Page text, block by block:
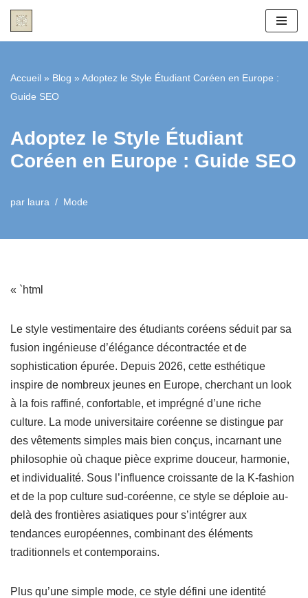
contenu
Accueil » Blog » Adoptez le Style Étudiant Coréen en Europe :
Guide SEO
Adoptez le Style Étudiant
Coréen en Europe : Guide SEO
par laura Mode
« `html
Le style vestimentaire des étudiants coréens séduit par sa
fusion ingénieuse d’élégance décontractée et de
sophistication épurée. Depuis 2026, cette esthétique
inspire de nombreux jeunes en Europe, cherchant un look
à la fois raffiné, confortable, et imprégné d’une riche
culture. La mode universitaire coréenne se distingue par
des vêtements simples mais bien conçus, incarnant une
philosophie où chaque pièce exprime douceur, harmonie,
et individualité. Sous l’influence croissante de la K-fashion
et de la pop culture sud-coréenne, ce style se déploie au-
delà des frontières asiatiques pour s’intégrer aux
tendances européennes, combinant des éléments
traditionnels et contemporains.
Plus qu’une simple mode, ce style défini une identité